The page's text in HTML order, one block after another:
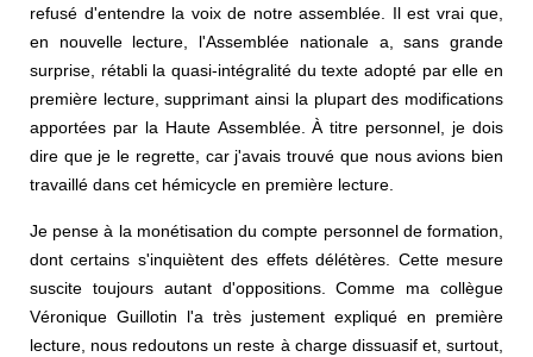
refusé d'entendre la voix de notre assemblée. Il est vrai que,
en nouvelle lecture, l'Assemblée nationale a, sans grande
surprise, rétabli la quasi-intégralité du texte adopté par elle en
première lecture, supprimant ainsi la plupart des modifications
apportées par la Haute Assemblée. À titre personnel, je dois
dire que je le regrette, car j'avais trouvé que nous avions bien
travaillé dans cet hémicycle en première lecture.
Je pense à la monétisation du compte personnel de formation,
dont certains s'inquiètent des effets délétères. Cette mesure
suscite toujours autant d'oppositions. Comme ma collègue
Véronique Guillotin l'a très justement expliqué en première
lecture, nous redoutons un reste à charge dissuasif et, surtout,